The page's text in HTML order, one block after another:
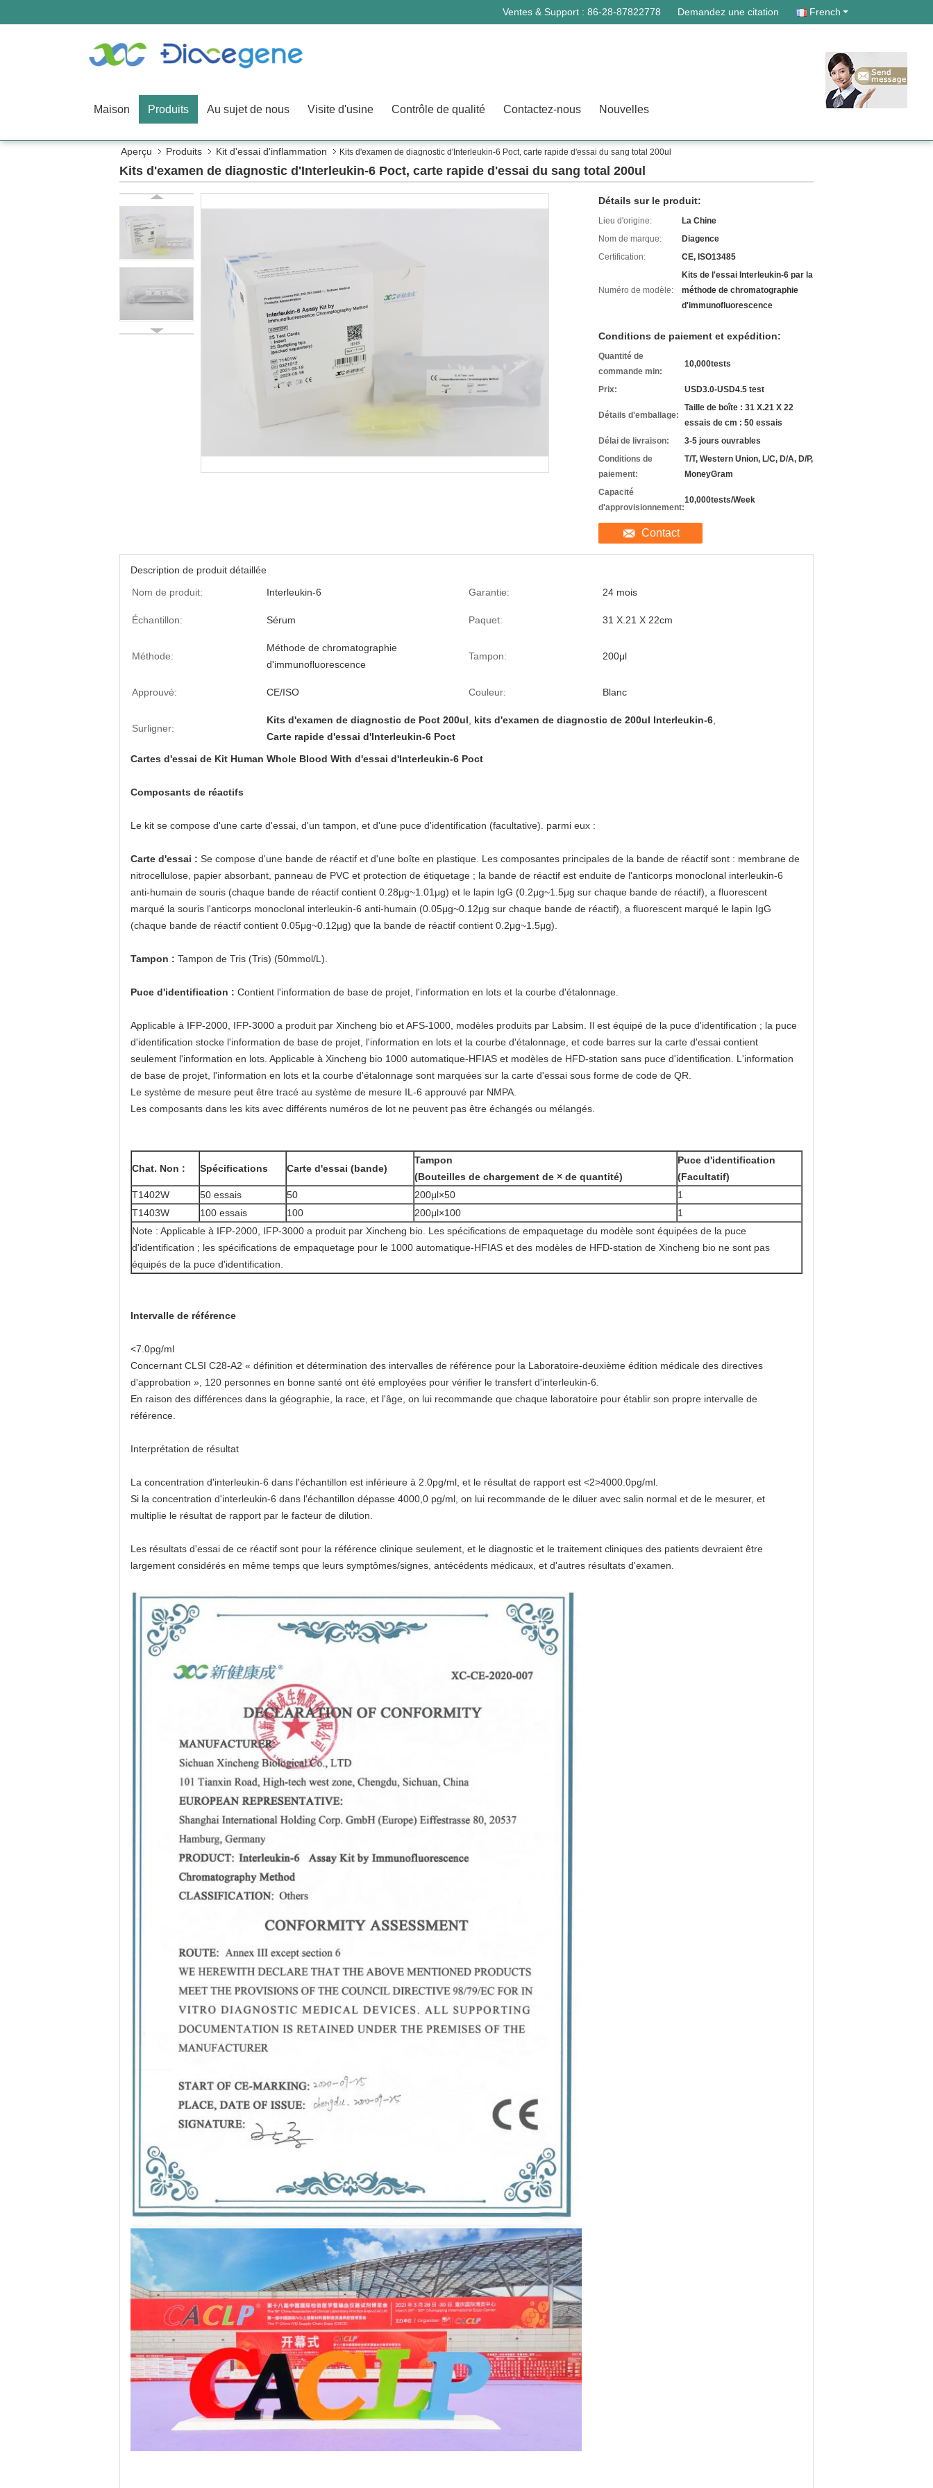
Ventes & Support : 86-28-87822778 Demandez une citation French
Maison Produits Au sujet de nous Visite d'usine Contrôle de qualité Contactez-nous Nouvelles
Aperçu Produits Kit d'essai d'inflammation Kits d'examen de diagnostic d'Interleukin-6 Poct, carte rapide d'essai du sang total 200ul
Kits d'examen de diagnostic d'Interleukin-6 Poct, carte rapide d'essai du sang total 200ul
Détails sur le produit:
Lieu d'origine:
La Chine
Nom de marque:
Diagence
Certification:
CE, ISO13485
Numéro de modèle:
Kits de l'essai Interleukin-6 par la
méthode de chromatographie
d'immunofluorescence
Conditions de paiement et expédition:
Quantité de
commande min:
10,000tests
Prix: USD3.0-USD4.5 test
Détails d'emballage:
Taille de boîte : 31 X.21 X 22
essais de cm : 50 essais
Délai de livraison:
3-5 jours ouvrables
Conditions de
paiement:
T/T, Western Union, L/C, D/A, D/P,
MoneyGram
Capacité
d'approvisionnement:
10,000tests/Week
Contact
Description de produit détaillée
Nom de produit:
Interleukin-6 Garantie: 24 mois
Échantillon: Sérum Paquet: 31 X.21 X 22cm
Méthode:
Méthode de chromatographie
d'immunofluorescence
Tampon: 200μl
Approuvé: CE/ISO Couleur: Blanc
Surligner:
Kits d'examen de diagnostic de Poct 200ul kits d'examen de diagnostic de 200ul Interleukin-6
Carte rapide d'essai d'Interleukin-6 Poct
Cartes d'essai de Kit Human Whole Blood With d'essai d'Interleukin-6 Poct
Composants de réactifs
Le kit se compose d'une carte d'essai, d'un tampon, et d'une puce d'identification (facultative). parmi eux :
Carte d'essai : Se compose d'une bande de réactif et d'une boîte en plastique. Les composantes principales de la bande de réactif sont : membrane de
nitrocellulose, papier absorbant, panneau de PVC et protection de étiquetage ; la bande de réactif est enduite de l'anticorps monoclonal interleukin-6
anti-humain de souris (chaque bande de réactif contient 0.28μg~1.01μg) et le lapin IgG (0.2μg~1.5μg sur chaque bande de réactif), a fluorescent
marqué la souris l'anticorps monoclonal interleukin-6 anti-humain (0.05μg~0.12μg sur chaque bande de réactif), a fluorescent marqué le lapin IgG
(chaque bande de réactif contient 0.05μg~0.12μg) que la bande de réactif contient 0.2μg~1.5μg).
Tampon : Tampon de Tris (Tris) (50mmol/L).
Puce d'identification : Contient l'information de base de projet, l'information en lots et la courbe d'étalonnage.
Applicable à IFP-2000, IFP-3000 a produit par Xincheng bio et AFS-1000, modèles produits par Labsim. Il est équipé de la puce d'identification ; la puce
d'identification stocke l'information de base de projet, l'information en lots et la courbe d'étalonnage, et code barres sur la carte d'essai contient
seulement l'information en lots. Applicable à Xincheng bio 1000 automatique-HFIAS et modèles de HFD-station sans puce d'identification. L'information
de base de projet, l'information en lots et la courbe d'étalonnage sont marquées sur la carte d'essai sous forme de code de QR.
Le système de mesure peut être tracé au système de mesure IL-6 approuvé par NMPA.
Les composants dans les kits avec différents numéros de lot ne peuvent pas être échangés ou mélangés.
Chat. Non : Spécifications Carte d'essai (bande)
Tampon
(Bouteilles de chargement de × de quantité)
Puce d'identification
(Facultatif)
T1402W
50 essais 50 200μl×50
1
T1403W
100 essais 100 200μl×100
1
Note : Applicable à IFP-2000, IFP-3000 a produit par Xincheng bio. Les spécifications de empaquetage du modèle sont équipées de la puce
d'identification ; les spécifications de empaquetage pour le 1000 automatique-HFIAS et des modèles de HFD-station de Xincheng bio ne sont pas
équipés de la puce d'identification.
Intervalle de référence
<7.0pg/ml
Concernant CLSI C28-A2 « définition et détermination des intervalles de référence pour la Laboratoire-deuxième édition médicale des directives
d'approbation », 120 personnes en bonne santé ont été employées pour vérifier le transfert d'interleukin-6.
En raison des différences dans la géographie, la race, et l'âge, on lui recommande que chaque laboratoire pour établir son propre intervalle de
référence.
Interprétation de résultat
La concentration d'interleukin-6 dans l'échantillon est inférieure à 2.0pg/ml, et le résultat de rapport est <2>4000.0pg/ml.
Si la concentration d'interleukin-6 dans l'échantillon dépasse 4000,0 pg/ml, on lui recommande de le diluer avec salin normal et de le mesurer, et
multiplie le résultat de rapport par le facteur de dilution.
Les résultats d'essai de ce réactif sont pour la référence clinique seulement, et le diagnostic et le traitement cliniques des patients devraient être
largement considérés en même temps que leurs symptômes/signes, antécédents médicaux, et d'autres résultats d'examen.